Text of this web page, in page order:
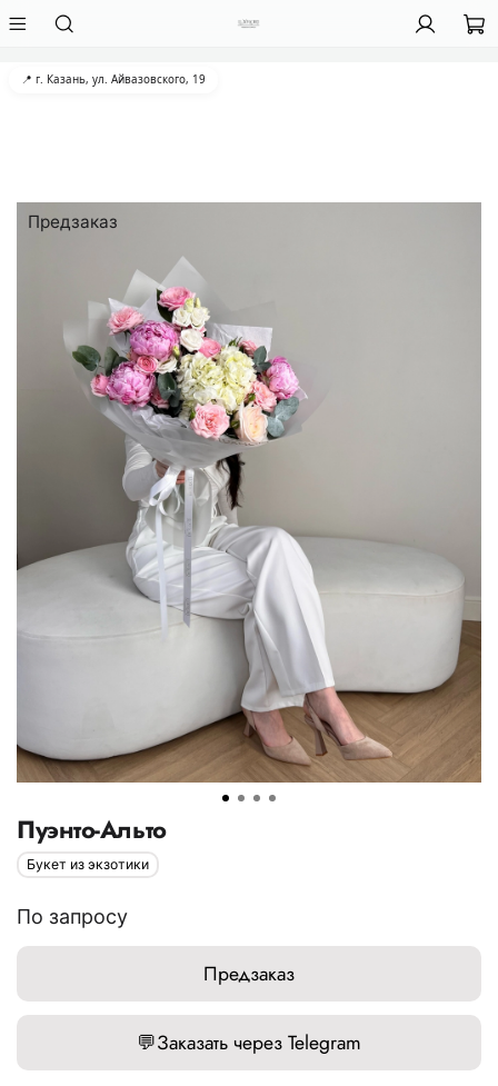
📍 г. Казань, ул. Айвазовского, 19
Предзаказ
Пуэнто-Альто
Букет из экзотики
По запросу
Предзаказ
💬Заказать через Telegram